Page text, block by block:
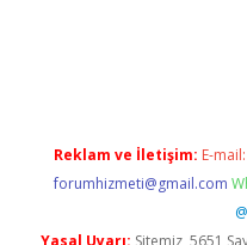
Reklam ve İletişim: E-mail:
forumhizmeti@gmail.com
Yasal Uyarı: Sitemiz, 5651